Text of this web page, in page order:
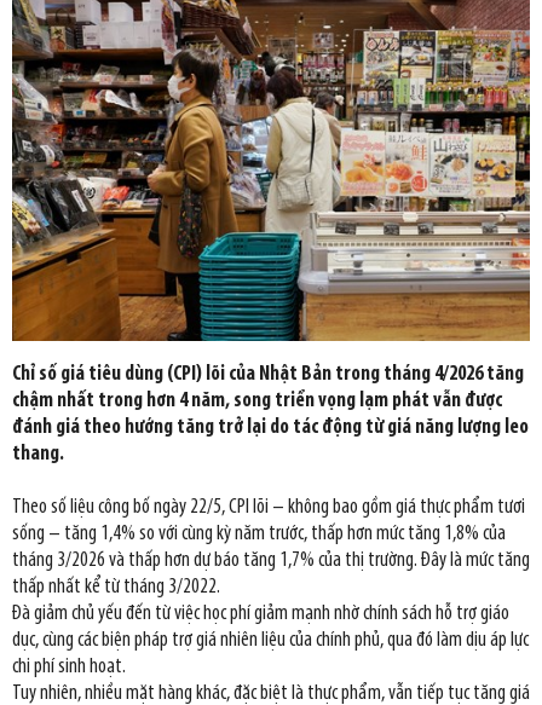
Chỉ số giá tiêu dùng (CPI) lõi của Nhật Bản trong tháng 4/2026 tăng
chậm nhất trong hơn 4 năm, song triển vọng lạm phát vẫn được
đánh giá theo hướng tăng trở lại do tác động từ giá năng lượng leo
thang.
Theo số liệu công bố ngày 22/5, CPI lõi – không bao gồm giá thực phẩm tươi
sống – tăng 1,4% so với cùng kỳ năm trước, thấp hơn mức tăng 1,8% của
tháng 3/2026 và thấp hơn dự báo tăng 1,7% của thị trường. Đây là mức tăng
thấp nhất kể từ tháng 3/2022.
Đà giảm chủ yếu đến từ việc học phí giảm mạnh nhờ chính sách hỗ trợ giáo
dục, cùng các biện pháp trợ giá nhiên liệu của chính phủ, qua đó làm dịu áp lực
chi phí sinh hoạt.
Tuy nhiên, nhiều mặt hàng khác, đặc biệt là thực phẩm, vẫn tiếp tục tăng giá